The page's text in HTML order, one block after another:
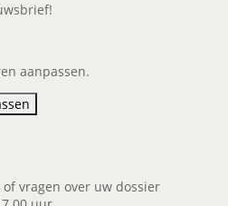
aanpassen.
vragen over uw dossier